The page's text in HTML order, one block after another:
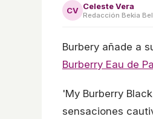
CV Celeste Vera
Redacción Bekia
Burbery añade a
Burberry Eau de
'My Burberry
sensaciones